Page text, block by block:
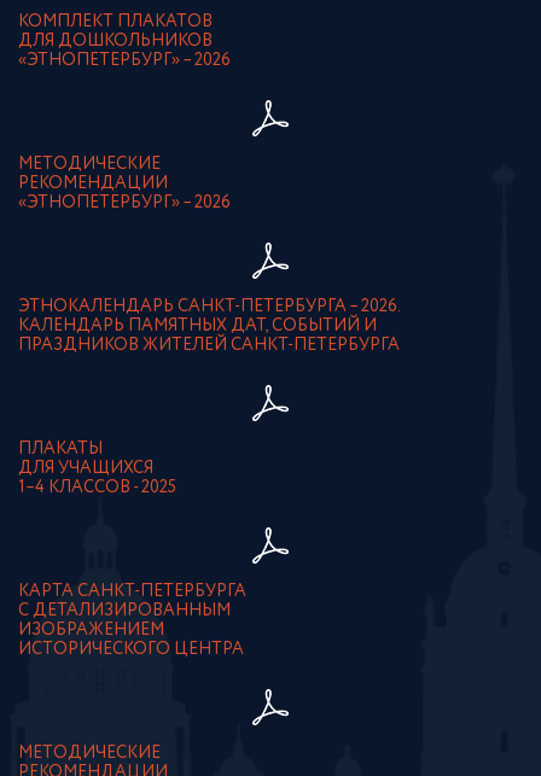
КОМПЛЕКТ ПЛАКАТОВ
ДЛЯ ДОШКОЛЬНИКОВ
«ЭТНОПЕТЕРБУРГ» – 2026
МЕТОДИЧЕСКИЕ
РЕКОМЕНДАЦИИ
«ЭТНОПЕТЕРБУРГ» – 2026
ЭТНОКАЛЕНДАРЬ САНКТ-ПЕТЕРБУРГА – 2026.
КАЛЕНДАРЬ ПАМЯТНЫХ ДАТ, СОБЫТИЙ И
ПРАЗДНИКОВ ЖИТЕЛЕЙ САНКТ-ПЕТЕРБУРГА
ПЛАКАТЫ
ДЛЯ УЧАЩИХСЯ
1–4 КЛАССОВ - 2025
КАРТА САНКТ-ПЕТЕРБУРГА
С ДЕТАЛИЗИРОВАННЫМ
ИЗОБРАЖЕНИЕМ
ИСТОРИЧЕСКОГО ЦЕНТРА
МЕТОДИЧЕСКИЕ
РЕКОМЕНДАЦИИ